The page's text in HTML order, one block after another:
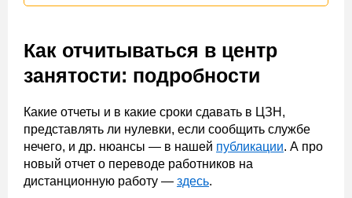
Как отчитываться в центр
занятости: подробности
Какие отчеты и в какие сроки сдавать в ЦЗН,
представлять ли нулевки, если сообщить службе
нечего, и др. нюансы — в нашей публикации. А про
новый отчет о переводе работников на
дистанционную работу — здесь.